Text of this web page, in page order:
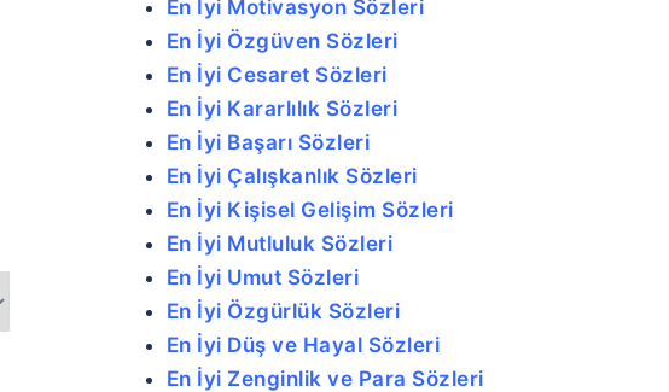
En İyi Motivasyon Sözleri
En İyi Özgüven Sözleri
En İyi Cesaret Sözleri
En İyi Kararlılık Sözleri
En İyi Başarı Sözleri
En İyi Çalışkanlık Sözleri
En İyi Kişisel Gelişim Sözleri
En İyi Mutluluk Sözleri
En İyi Umut Sözleri
En İyi Özgürlük Sözleri
En İyi Düş ve Hayal Sözleri
En İyi Zenginlik ve Para Sözleri